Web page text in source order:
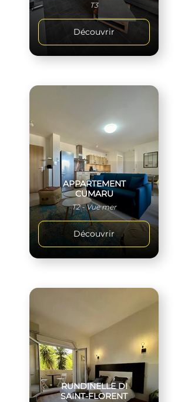
T3
Découvrir
APPARTEMENT
CUMARU
T2 - Vue mer
Découvrir
RUNDINELLE DI
SAINT-FLORENT